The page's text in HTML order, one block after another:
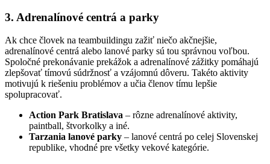
3. Adrenalínové centrá a parky
Ak chce človek na teambuildingu zažiť niečo akčnejšie,
adrenalínové centrá alebo lanové parky sú tou správnou voľbou.
Spoločné prekonávanie prekážok a adrenalínové zážitky pomáhajú
zlepšovať tímovú súdržnosť a vzájomnú dôveru. Takéto aktivity
motivujú k riešeniu problémov a učia členov tímu lepšie
spolupracovať.
Action Park Bratislava – rôzne adrenalínové aktivity,
paintball, štvorkolky a iné.
Tarzania lanové parky – lanové centrá po celej Slovenskej
republike, vhodné pre všetky vekové kategórie.